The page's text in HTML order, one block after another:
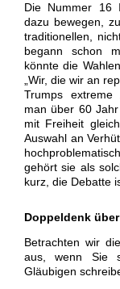
Die Nummer 16
dazu bewegen,
traditionellen,
begann schon
könnte die
„Wir, die wir an
Trumps extreme
man über 60
mit Freiheit
Auswahl an
gehört sie als
kurz, die Debatte
Doppeldenk
Betrachten wir
aus, wenn Sie
Gläubigen